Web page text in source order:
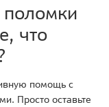
поломки
что
помощь с
Просто оставьте